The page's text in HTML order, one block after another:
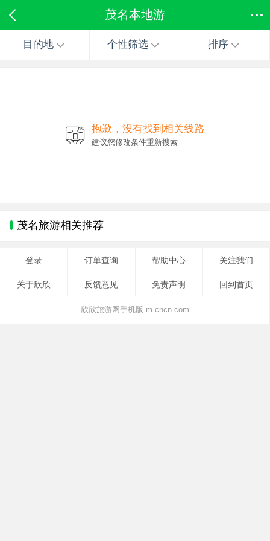
茂名本地游
目的地 个性筛选 排序
抱歉，没有找到相关线路
建议您修改条件重新搜索
茂名旅游相关推荐
登录 订单查询 帮助中心 关注我们
关于欣欣 反馈意见 免责声明 回到首页
欣欣旅游网手机版-m.cncn.com